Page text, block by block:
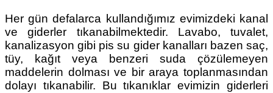
Her gün defalarca kullandığımız evimizdeki kanal
ve giderler tıkanabilmektedir. Lavabo, tuvalet,
kanalizasyon gibi pis su gider kanalları bazen saç,
tüy, kağıt veya benzeri suda çözülemeyen
maddelerin dolması ve bir araya toplanmasından
dolayı tıkanabilir. Bu tıkanıklar evimizin giderleri